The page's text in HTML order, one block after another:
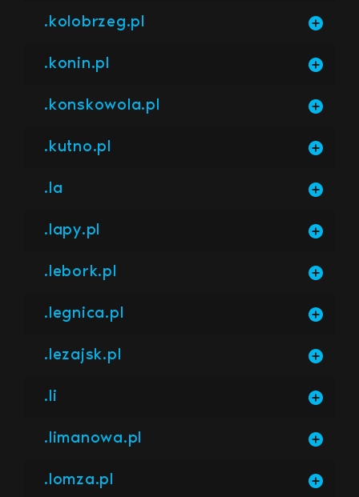
.kolobrzeg.pl
.konin.pl
.konskowola.pl
.kutno.pl
.la
.lapy.pl
.lebork.pl
.legnica.pl
.lezajsk.pl
.li
.limanowa.pl
.lomza.pl